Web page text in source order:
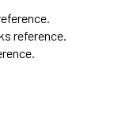
reference.